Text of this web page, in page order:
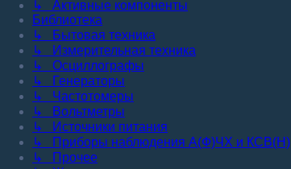
↳ Активные компоненты
Библиотека
↳ Бытовая техника
↳ Измерительная техника
↳ Осциллографы
↳ Генераторы
↳ Частотомеры
↳ Вольтметры
↳ Источники питания
↳ Приборы наблюдения А(Ф)ЧХ и КСВ(Н)
↳ Прочее